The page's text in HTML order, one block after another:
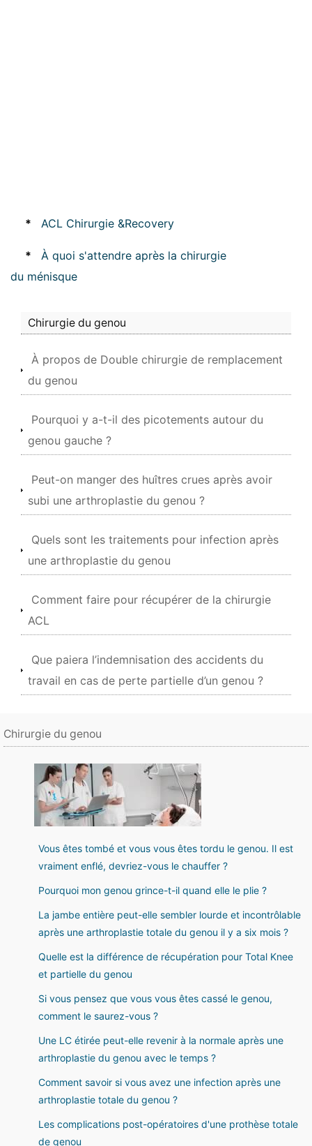
* ACL Chirurgie &Recovery
*
À quoi s'attendre après la chirurgie
du ménisque
Chirurgie du genou
À propos de Double chirurgie de remplacement
du genou
Pourquoi y a-t-il des picotements autour du
genou gauche ?
Peut-on manger des huîtres crues après avoir
subi une arthroplastie du genou ?
Quels sont les traitements pour infection après
une arthroplastie du genou
Comment faire pour récupérer de la chirurgie
ACL
Que paiera l’indemnisation des accidents du
travail en cas de perte partielle d’un genou ?
Chirurgie du genou
Vous êtes tombé et vous vous êtes tordu le genou. Il est
vraiment enflé, devriez-vous le chauffer ?
Pourquoi mon genou grince-t-il quand elle le plie ?
La jambe entière peut-elle sembler lourde et incontrôlable
après une arthroplastie totale du genou il y a six mois ?
Quelle est la différence de récupération pour Total Knee
et partielle du genou
Si vous pensez que vous vous êtes cassé le genou,
comment le saurez-vous ?
Une LC étirée peut-elle revenir à la normale après une
arthroplastie du genou avec le temps ?
Comment savoir si vous avez une infection après une
arthroplastie totale du genou ?
Les complications post-opératoires d'une prothèse totale
de genou